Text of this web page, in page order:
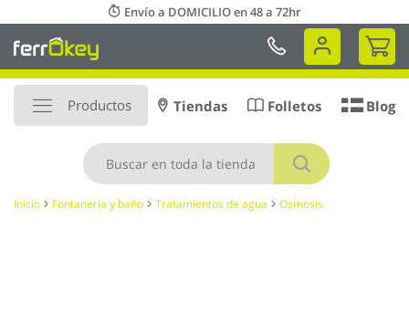
al
contenido
Envío a DOMICILIO en 48 a 72hr
Mi
Productos
Buscar
Tiendas Folletos Blog
Inicio Fontanería y baño Tratamientos de agua Osmosis